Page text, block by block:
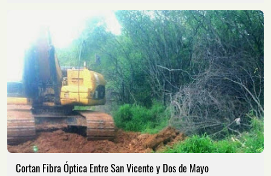
Cortan Fibra Óptica Entre San Vicente y Dos de Mayo